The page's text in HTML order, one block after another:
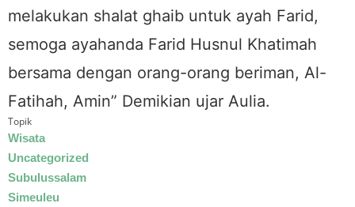
melakukan shalat ghaib untuk ayah Farid,
semoga ayahanda Farid Husnul Khatimah
bersama dengan orang-orang beriman, Al-
Fatihah, Amin” Demikian ujar Aulia.
Topik
Wisata
Uncategorized
Subulussalam
Simeuleu